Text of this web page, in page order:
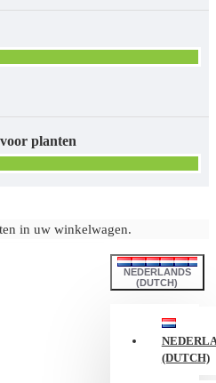
planten
in uw winkelwagen.
NEDERLANDS
(DUTCH)
(DUTCH)